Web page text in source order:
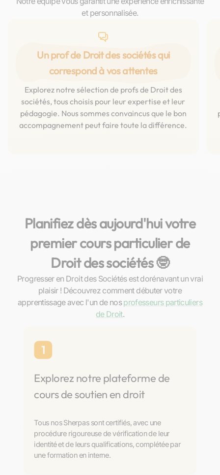
et personnalisée.
Un prof de Droit des sociétés qui
correspond à vos attentes
Explorez notre sélection de profs de Droit des
sociétés, tous choisis pour leur expertise et leur
pédagogie. Nous sommes convaincus que le bon
accompagnement peut faire toute la différence.
Planifiez dès aujourd'hui votre
premier cours particulier de
Droit des sociétés 🤓
Progresser en Droit des Sociétés est dorénavant un vrai
plaisir ! Découvrez comment débuter votre
apprentissage avec l'un de nosprofesseurs particuliers
de Droit.
1
Explorez notre plateforme de
cours de soutien en droit
Tous nos Sherpas sont certifiés, avec une
procédure rigoureuse de vérification de leur
identité et de leurs qualifications, complétée par
une formation en interne.